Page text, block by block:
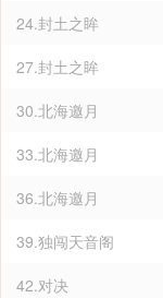
24.封土之眸
27.封土之眸
30.北海邀月
33.北海邀月
36.北海邀月
39.独闯天音阁
42.对决